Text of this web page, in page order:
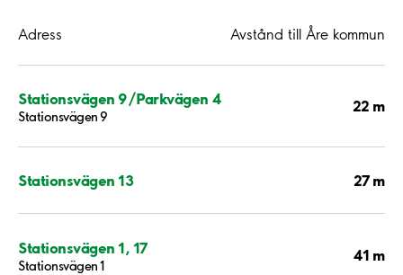
Adress Avstånd till Åre kommun
Stationsvägen 9/Parkvägen 4
Stationsvägen 9
22 m
Stationsvägen 13 27 m
Stationsvägen 1, 17
Stationsvägen 1
41 m